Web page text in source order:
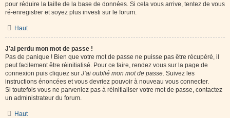
pour réduire la taille de la base de données. Si cela vous arrive, tentez de vous
ré-enregistrer et soyez plus investi sur le forum.
Haut
J’ai perdu mon mot de passe !
Pas de panique ! Bien que votre mot de passe ne puisse pas être récupéré, il
peut facilement être réinitialisé. Pour ce faire, rendez vous sur la page de
connexion puis cliquez sur J’ai oublié mon mot de passe. Suivez les
instructions énoncées et vous devriez pouvoir à nouveau vous connecter.
Si toutefois vous ne parveniez pas à réinitialiser votre mot de passe, contactez
un administrateur du forum.
Haut